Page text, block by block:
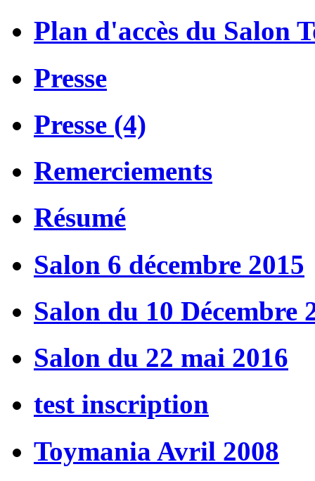
Plan d'accès du Salon
Presse
Presse (4)
Remerciements
Résumé
Salon 6 décembre 2015
Salon du 10 Décembre
Salon du 22 mai 2016
test inscription
Toymania Avril 2008